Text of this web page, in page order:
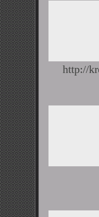
http://